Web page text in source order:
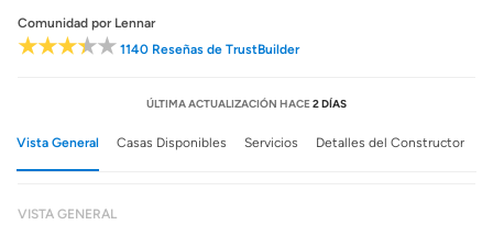
Comunidad por Lennar
1140 Reseñas de TrustBuilder
ÚLTIMA ACTUALIZACIÓN HACE2 DÍAS
Vista General Casas Disponibles Servicios Detalles del Constructor
VISTA GENERAL